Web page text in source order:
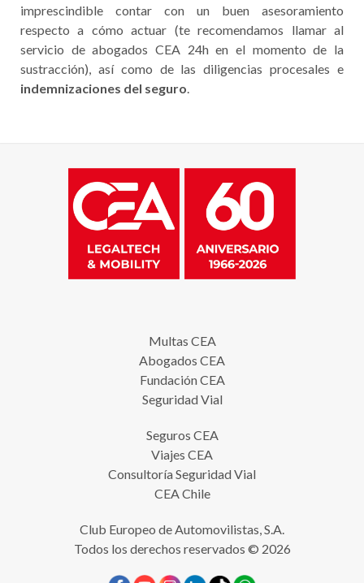
imprescindible contar con un buen asesoramiento
respecto a cómo actuar (te recomendamos llamar al
servicio de abogados CEA 24h en el momento de la
sustracción), así como de las diligencias procesales e
indemnizaciones del seguro.
Multas CEA
Abogados CEA
Fundación CEA
Seguridad Vial
Seguros CEA
Viajes CEA
Consultoría Seguridad Vial
CEA Chile
Club Europeo de Automovilistas, S.A.
Todos los derechos reservados © 2026